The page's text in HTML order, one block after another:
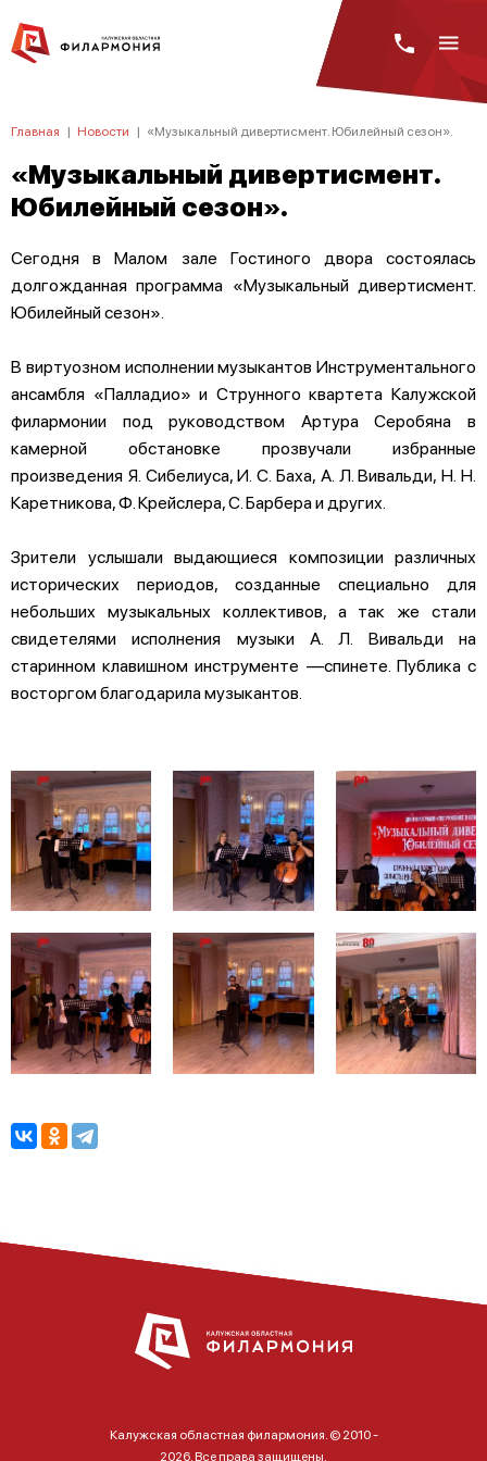
Главная | Новости | «Музыкальный дивертисмент. Юбилейный сезон».
«Музыкальный дивертисмент.
Юбилейный сезон».
Сегодня в Малом зале Гостиного двора состоялась
долгожданная программа «Музыкальный дивертисмент.
Юбилейный сезон».
В виртуозном исполнении музыкантов Инструментального
ансамбля «Палладио» и Струнного квартета Калужской
филармонии под руководством Артура Серобяна в
камерной обстановке прозвучали избранные
произведения Я. Сибелиуса, И. С. Баха, А. Л. Вивальди, Н. Н.
Каретникова, Ф. Крейслера, С. Барбера и других.
Зрители услышали выдающиеся композиции различных
исторических периодов, созданные специально для
небольших музыкальных коллективов, а так же стали
свидетелями исполнения музыки А. Л. Вивальди на
старинном клавишном инструменте —спинете. Публика с
восторгом благодарила музыкантов.
Калужская областная филармония. © 2010 -
2026. Все права защищены.